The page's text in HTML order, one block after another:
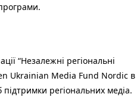
“Незалежні регіональні
Ukrainian Media Fund Nordic в
підтримки регіональних медіа.